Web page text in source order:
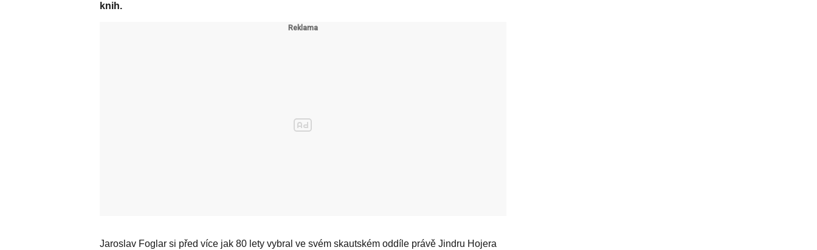
knih.
Jaroslav Foglar si před více jak 80 lety vybral ve svém skautském oddíle právě Jindru Hojera